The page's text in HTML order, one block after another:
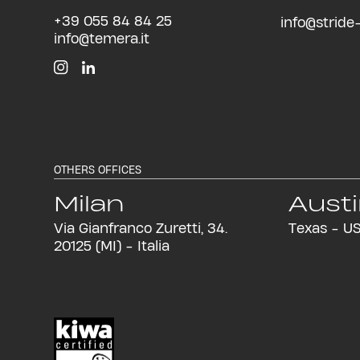
+39 055 84 84 25
info@temera.it
OTHERS OFFICES
Milan
Via Gianfranco Zuretti, 34.
20125 (MI) - Italia
Texas -